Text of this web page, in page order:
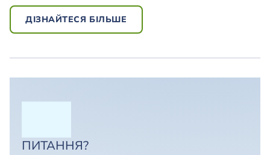
ДІЗНАЙТЕСЯ БІЛЬШЕ
ПИТАННЯ?